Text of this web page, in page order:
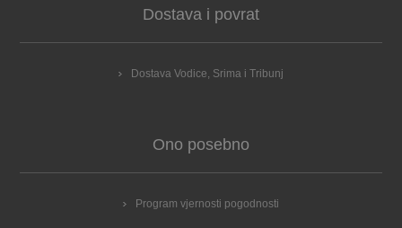
Dostava i povrat
Dostava Vodice, Srima i Tribunj
Ono posebno
Program vjernosti pogodnosti